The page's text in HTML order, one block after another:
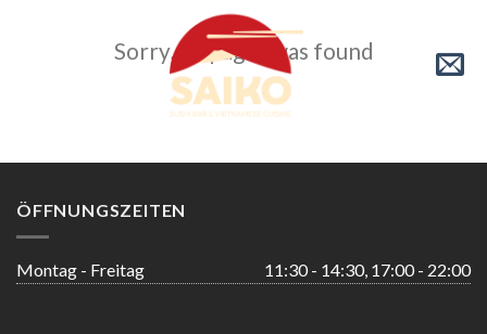
Sorry, no pages was found
ÖFFNUNGSZEITEN
Montag - Freitag 11:30 - 14:30, 17:00 - 22:00